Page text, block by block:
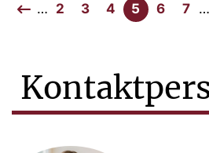
… 2 3 4 5 6 7 …